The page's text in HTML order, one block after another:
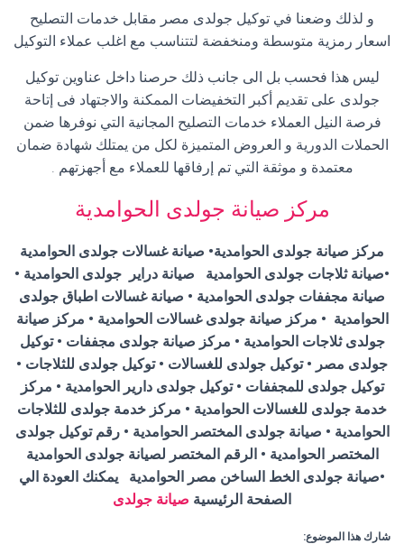
و لذلك وضعنا في توكيل جولدى مصر مقابل خدمات التصليح
اسعار رمزية متوسطة ومنخفضة لتتناسب مع اغلب عملاء التوكيل
ليس هذا فحسب بل الى جانب ذلك حرصنا داخل عناوين توكيل
جولدى على تقديم أكبر التخفيضات الممكنة والاجتهاد فى إتاحة
فرصة النيل العملاء خدمات التصليح المجانية التي نوفرها ضمن
الحملات الدورية و العروض المتميزة لكل من يمتلك شهادة ضمان
معتمدة و موثقة التي تم إرفاقها للعملاء مع أجهزتهم
مركز صيانة جولدى الحوامدية
مركز صيانة جولدى الحوامدية• صيانة غسالات جولدى الحوامدية
•صيانة ثلاجات جولدى الحوامدية صيانة دراير
جولدى الحوامدية •
صيانة مجففات جولدى الحوامدية • صيانة غسالات اطباق جولدى
الحوامدية • مركز صيانة جولدى غسالات الحوامدية • مركز صيانة
جولدى ثلاجات الحوامدية • مركز صيانة جولدى مجففات • توكيل
جولدى مصر • توكيل جولدى للغسالات • توكيل جولدى للثلاجات •
توكيل جولدى للمجففات • توكيل جولدى دارير الحوامدية • مركز
خدمة جولدى للغسالات الحوامدية • مركز خدمة جولدى للثلاجات
الحوامدية • صيانة جولدى المختصر الحوامدية • رقم توكيل جولدى
المختصر الحوامدية • الرقم المختصر لصيانة جولدى الحوامدية
•صيانة جولدى الخط الساخن مصر الحوامدية يمكنك العودة الي
الصفحة الرئيسية صيانة جولدى
شارك هذا الموضوع: